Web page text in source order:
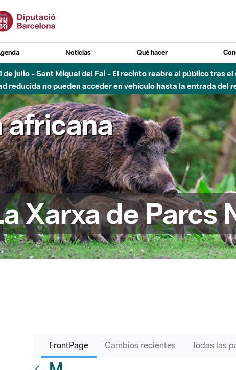
Noticias Qué hacer
de julio - Sant Miquel del Fai - El recinto reabre al público tras
reducida no pueden acceder en vehículo hasta la entrada del
africana
Xarxa de Parcs
FrontPage Cambios recientes Todas las